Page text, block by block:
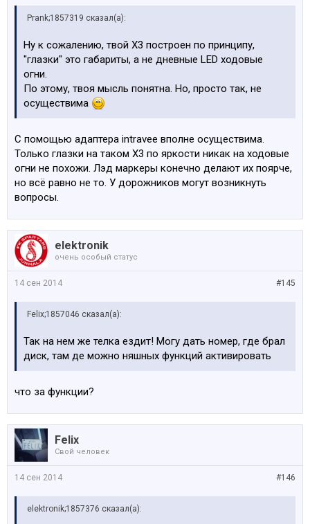
Prank;1857319 сказал(а):
Ну к сожалению, твой Х3 построен по принципу,
"глазки" это габариты, а не дневные LED ходовые
огни.
По этому, твоя мысль понятна. Но, просто так, не
осуществима
С помощью адаптера intravee вполне осуществима.
Только глазки на таком Х3 по яркости никак на ходовые
огни не похожи. Лэд маркеры конечно делают их поярче,
но всё равно не то. У дорожников могут возникнуть
вопросы.
elektronik
очень особый статус
#145
14 сен 2014
Felix;1857046 сказал(а):
Так на нем же телка ездит! Могу дать номер, где брал
диск, там де можно няшных функций активировать
что за функции?
Felix
Свой человек
#146
14 сен 2014
elektronik;1857376 сказал(а):